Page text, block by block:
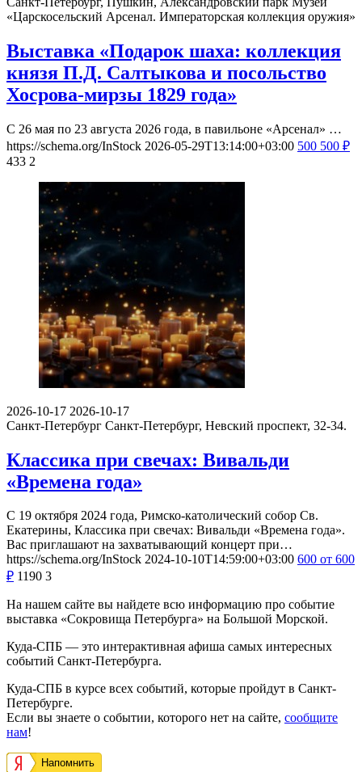
«Царскосельский Арсенал. Императорская коллекция оружия»
Выставка «Подарок шаха: коллекция
князя П.Д. Салтыкова и посольство
Хосрова-мирзы 1829 года»
С 26 мая по 23 августа 2026 года, в павильоне «Арсенал» …
https://schema.org/InStock 2026-05-29T13:14:00+03:00 500 500 ₽
433 2
2026-10-17 2026-10-17
Санкт-Петербург Санкт-Петербург, Невский проспект, 32-34.
Классика при свечах: Вивальди
«Времена года»
С 19 октября 2024 года, Римско-католический собор Св.
Екатерины, Классика при свечах: Вивальди «Времена года».
Вас приглашают на захватывающий концерт при…
https://schema.org/InStock 2024-10-10T14:59:00+03:00 600 от 600
₽ 1190 3
На нашем сайте вы найдете всю информацию про событие
выставка «Сокровища Петербурга» на Большой Морской.
Куда-СПБ — это интерактивная афиша самых интересных
событий Санкт-Петербурга.
Куда-СПБ в курсе всех событий, которые пройдут в Санкт-
Петербурге.
Если вы знаете о событии, которого нет на сайте, сообщите
нам!
Напомнить